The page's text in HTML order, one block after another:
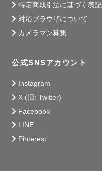
特定商取引法に基づく表記
対応ブラウザについて
カメラマン募集
公式SNSアカウント
Instagram
X (旧: Twitter)
Facebook
LINE
Pinterest